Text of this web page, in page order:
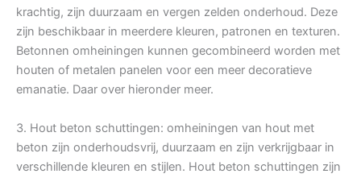
krachtig, zijn duurzaam en vergen zelden onderhoud. Deze
zijn beschikbaar in meerdere kleuren, patronen en texturen.
Betonnen omheiningen kunnen gecombineerd worden met
houten of metalen panelen voor een meer decoratieve
emanatie. Daar over hieronder meer.
3. Hout beton schuttingen: omheiningen van hout met
beton zijn onderhoudsvrij, duurzaam en zijn verkrijgbaar in
verschillende kleuren en stijlen. Hout beton schuttingen zijn